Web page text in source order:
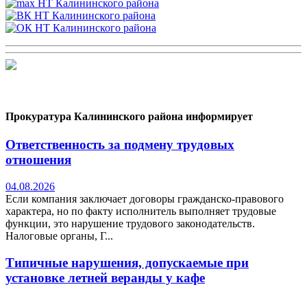
Прокуратура Калининского района информирует
Ответственность за подмену трудовых
отношения
04.08.2026
Если компания заключает договоры гражданско-правового
характера, но по факту исполнитель выполняет трудовые
функции, это нарушение трудового законодательств.
Налоговые органы, Г...
Типичные нарушения, допускаемые при
установке летней веранды у кафе